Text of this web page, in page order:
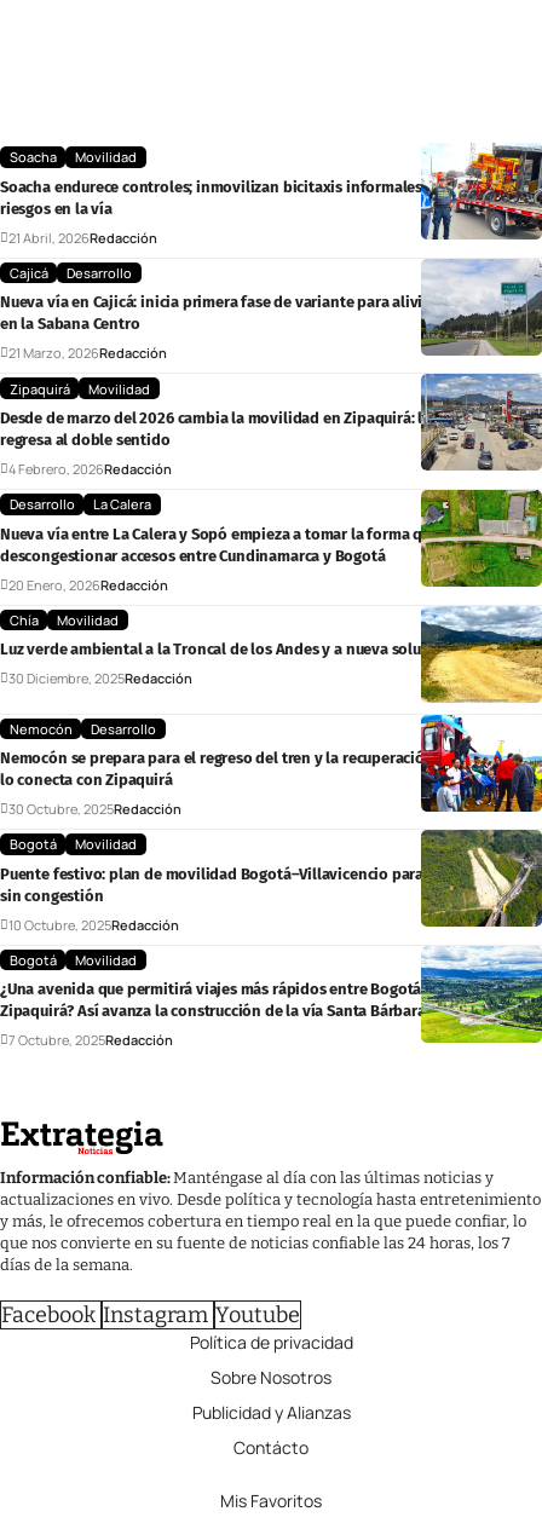
Soacha
Movilidad
Soacha endurece controles; inmovilizan bicitaxis informales y alertan por
riesgos en la vía
21 Abril, 2026Redacción
Cajicá
Desarrollo
Nueva vía en Cajicá: inicia primera fase de variante para aliviar la congestión
en la Sabana Centro
21 Marzo, 2026Redacción
Zipaquirá
Movilidad
Desde de marzo del 2026 cambia la movilidad en Zipaquirá: la Carrera 36
regresa al doble sentido
4 Febrero, 2026Redacción
Desarrollo
La Calera
Nueva vía entre La Calera y Sopó empieza a tomar la forma que promete
descongestionar accesos entre Cundinamarca y Bogotá
20 Enero, 2026Redacción
Chía
Movilidad
Luz verde ambiental a la Troncal de los Andes y a nueva solución vial en Chía
30 Diciembre, 2025Redacción
Nemocón
Desarrollo
Nemocón se prepara para el regreso del tren y la recuperación de la vía que
lo conecta con Zipaquirá
30 Octubre, 2025Redacción
Bogotá
Movilidad
Puente festivo: plan de movilidad Bogotá–Villavicencio para viajar seguro y
sin congestión
10 Octubre, 2025Redacción
Bogotá
Movilidad
¿Una avenida que permitirá viajes más rápidos entre Bogotá, Chía, Cajicá y
Zipaquirá? Así avanza la construcción de la vía Santa Bárbara
7 Octubre, 2025Redacción
Información confiable:Manténgase al día con las últimas noticias y
actualizaciones en vivo. Desde política y tecnología hasta entretenimiento
y más, le ofrecemos cobertura en tiempo real en la que puede confiar, lo
que nos convierte en su fuente de noticias confiable las 24 horas, los 7
días de la semana.
Facebook Instagram Youtube
Política de privacidad
Sobre Nosotros
Publicidad y Alianzas
Contácto
Mis Favoritos